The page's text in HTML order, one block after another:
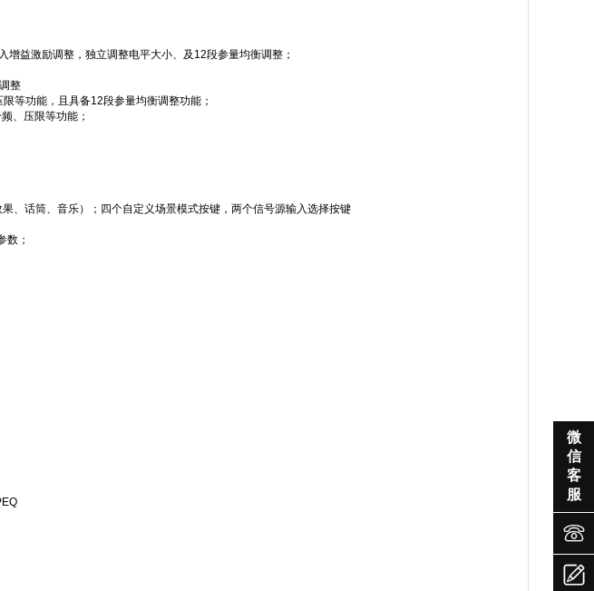
益激励调整，独立调整电平大小、及12段参量均衡调整；
整
等功能，且具备12段参量均衡调整功能；
、压限等功能；
、话筒、音乐）；四个自定义场景模式按键，两个信号源输入选择按键
数；

微
信
客
服

